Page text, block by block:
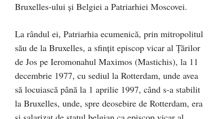
Bruxelles-ului și Belgiei a Patriarhiei Moscovei.
La rândul ei, Patriarhia ecumenică, prin mitropolitul
său de la Bruxelles, a sfințit episcop vicar al Țărilor
de Jos pe Ieromonahul Maximos (Mastichis), la 11
decembrie 1977, cu sediul la Rotterdam, unde avea
să locuiască până la 1 aprilie 1997, când s-a stabilit
la Bruxelles, unde, spre deosebire de Rotterdam, era